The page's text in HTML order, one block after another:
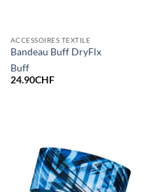
ACCESSOIRES TEXTILE
Bandeau Buff DryFlx
Buff
24.90CHF